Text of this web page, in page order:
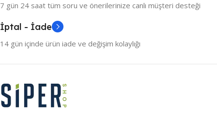
7 gün 24 saat tüm soru ve önerilerinize canlı müşteri desteği
İptal - İade
14 gün içinde ürün iade ve değişim kolaylığı